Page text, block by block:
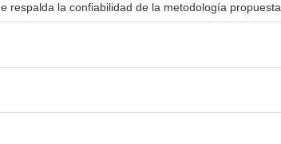
respalda la confiabilidad de la metodología propuesta.